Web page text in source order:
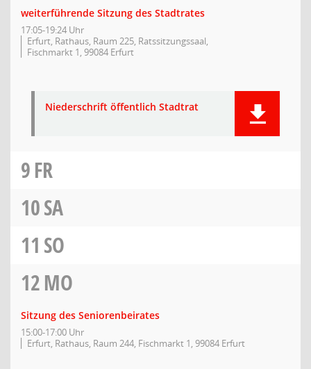
weiterführende Sitzung des Stadtrates
17:05-19:24 Uhr
Erfurt, Rathaus, Raum 225, Ratssitzungssaal,
Fischmarkt 1, 99084 Erfurt
Niederschrift öffentlich Stadtrat
9FR
10SA
11 SO
12MO
Sitzung des Seniorenbeirates
15:00-17:00 Uhr
Erfurt, Rathaus, Raum 244, Fischmarkt 1, 99084 Erfurt